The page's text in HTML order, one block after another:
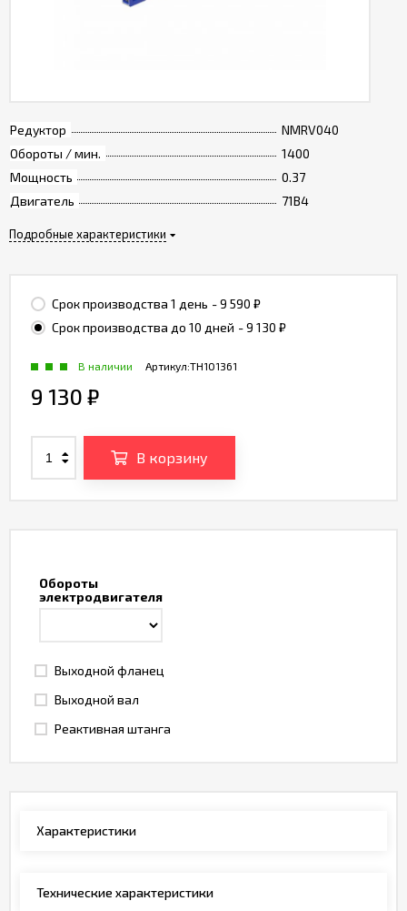
Обороты
электродвигателя
Выходной фланец
Выходной вал
Реактивная штанга
Редуктор
NMRV040
Обороты / мин.
1400
Мощность
0.37
Двигатель
71B4
Подробные характеристики
Срок производства 1 день - 9 590 ₽
Срок производства до 10 дней - 9 130 ₽
Артикул:TH101361
В наличии
9 130 ₽
В корзину
Характеристики
Технические характеристики